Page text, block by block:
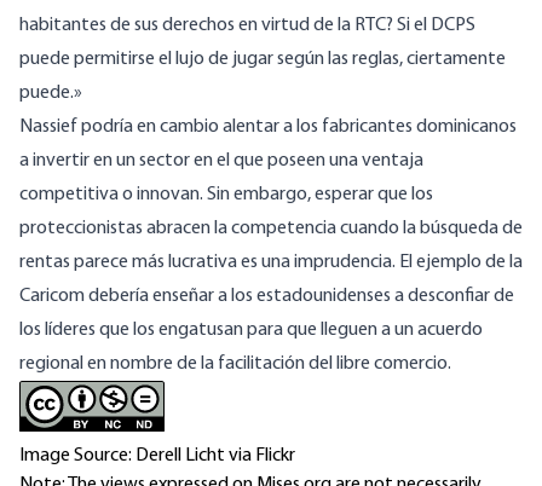
habitantes de sus derechos en virtud de la RTC? Si el DCPS
puede permitirse el lujo de jugar según las reglas, ciertamente
puede.»
Nassief podría en cambio alentar a los fabricantes dominicanos
a invertir en un sector en el que poseen una ventaja
competitiva o innovan. Sin embargo, esperar que los
proteccionistas abracen la competencia cuando la búsqueda de
rentas parece más lucrativa es una imprudencia. El ejemplo de la
Caricom debería enseñar a los estadounidenses a desconfiar de
los líderes que los engatusan para que lleguen a un acuerdo
regional en nombre de la facilitación del libre comercio.
Image Source: Derell Licht via Flickr